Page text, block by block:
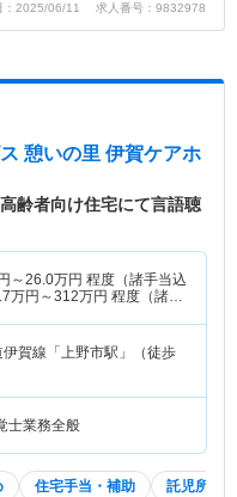
：2025/06/11 求人番号：9832978
憩いの里 伊賀ケアホ
齢者向け住宅にて言語聴
～26.0万円 程度（諸手当込
万円～312万円 程度（諸手
伊賀線「上野市駅」（徒歩
士業務全般
住宅手当・補助 託児所・